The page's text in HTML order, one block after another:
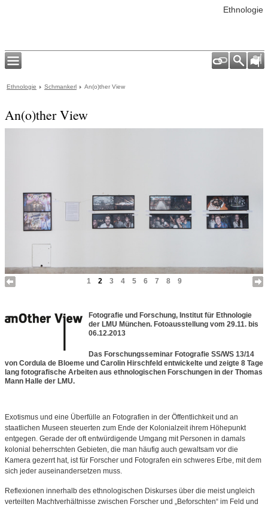
Ethnologie
Ethnologie Schmankerl An(o)ther View
An(o)ther View
1 2 3 4 5 6 7 8 9
Fotografie und Forschung, Institut für Ethnologie
der LMU München. Fotoausstellung vom 29.11. bis
06.12.2013
Das Forschungsseminar Fotografie SS/WS 13/14
von Cordula de Bloeme und Carolin Hirschfeld entwickelte und zeigte 8 Tage
lang fotografische Arbeiten aus ethnologischen Forschungen in der Thomas
Mann Halle der LMU.
Exotismus und eine Überfülle an Fotografien in der Öffentlichkeit und an
staatlichen Museen steuerten zum Ende der Kolonialzeit ihrem Höhepunkt
entgegen. Gerade der oft entwürdigende Umgang mit Personen in damals
kolonial beherrschten Gebieten, die man häufig auch gewaltsam vor die
Kamera gezerrt hat, ist für Forscher und Fotografen ein schweres Erbe, mit dem
sich jeder auseinandersetzen muss.
Reflexionen innerhalb des ethnologischen Diskurses über die meist ungleich
verteilten Machtverhältnisse zwischen Forscher und „Beforschten“ im Feld und